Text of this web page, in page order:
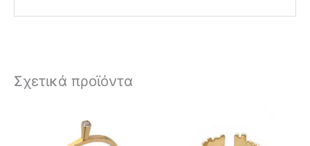
Σχετικά προϊόντα